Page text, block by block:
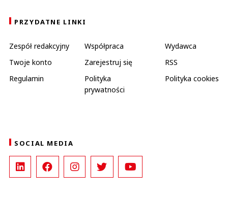
PRZYDATNE LINKI
Zespół redakcyjny Współpraca
Wydawca
Twoje konto
Zarejestruj się
RSS
Regulamin
Polityka
prywatności
Polityka cookies
SOCIAL MEDIA